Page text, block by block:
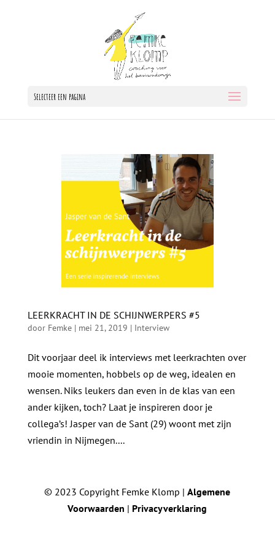
Selecteer een pagina
LEERKRACHT IN DE SCHIJNWERPERS #5
door Femke| mei 21, 2019 | Interview
Dit voorjaar deel ik interviews met leerkrachten over
mooie momenten, hobbels op de weg, idealen en
wensen. Niks leukers dan even in de klas van een
ander kijken, toch? Laat je inspireren door je
collega’s! Jasper van de Sant (29) woont met zijn
vriendin in Nijmegen....
© 2023 Copyright Femke Klomp |Algemene
Voorwaarden | Privacyverklaring